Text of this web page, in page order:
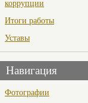
коррупции
Итоги работы
Уставы
Навигация
Фотографии